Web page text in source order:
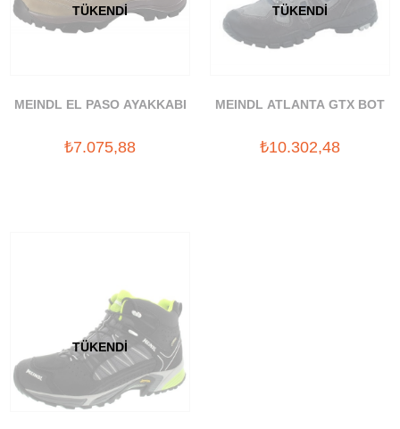
TÜKENDI
MEINDL EL PASO AYAKKABI
₺7.075,88
TÜKENDI
MEINDL ATLANTA GTX BOT
₺10.302,48
TÜKENDI